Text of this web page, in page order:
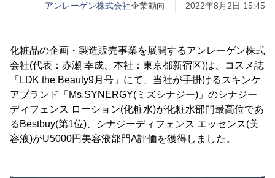
アンレーゲン株式会社企業動向 2022年8月2日 15:45
化粧品の企画・製造販売事業を展開するアンレーゲン株式
会社(代表：赤瀬 幸成、本社：東京都新宿区)は、コスメ誌
「LDK the Beauty9月号」にて、当社が手掛けるスキンケ
アブランド「Ms.SYNERGY(ミズシナジー)」のシナジー
ディフェンス ローション(化粧水)が化粧水部門最高位であ
るBestbuy(第1位)、シナジーディフェンス エッセンス(美
容液)がU5000円美容液部門A評価を獲得しました。